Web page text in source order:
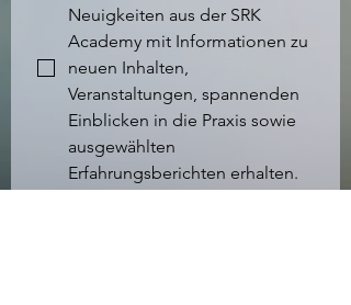
Neuigkeiten aus der SRK
Academy mit Informationen zu
neuen Inhalten,
Veranstaltungen, spannenden
Einblicken in die Praxis sowie
ausgewählten
Erfahrungsberichten erhalten.